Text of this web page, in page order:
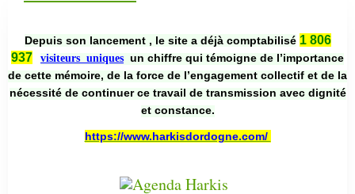
Depuis son lancement , le site a déjà comptabilisé 1 806
937
visiteurs uniques un chiffre qui témoigne de l’importance
de cette mémoire, de la force de l’engagement collectif et de la
nécessité de continuer ce travail de transmission avec dignité
et constance.
https://www.harkisdordogne.com/